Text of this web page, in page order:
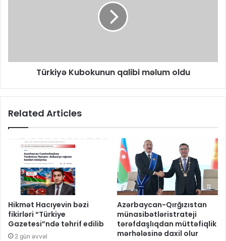
​Türkiyə Kubokunun qalibi məlum oldu
Related Articles
Hikmət Hacıyevin bəzi
fikirləri “Türkiye
Gazetesi”ndə təhrif edilib
2 gün əvvəl
Azərbaycan-Qırğızıstan
münasibətləristrateji
tərəfdaşlıqdan müttəfiqlik
mərhələsinə daxil olur